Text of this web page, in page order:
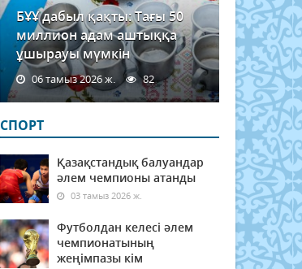
БҰҰ дабыл қақты: Тағы 50
миллион адам аштыққа
ұшырауы мүмкін
06 тамыз 2026 ж. 82
СПОРТ
Қазақстандық балуандар
әлем чемпионы атанды
03 тамыз 2026 ж.
Футболдан келесі әлем
чемпионатының
жеңімпазы кім